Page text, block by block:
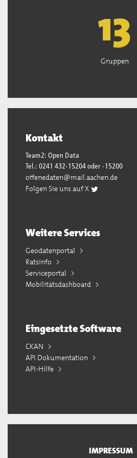
13
Gruppen
Kontakt
Team2: Open Data
Tel.: 0241 432-15204 oder -15200
offenedaten@mail.aachen.de
Folgen Sie uns auf X
Weitere Services
Geodatenportal
Ratsinfo
Serviceportal
Mobilitätsdashboard
Eingesetzte Software
CKAN
API Dokumentation
API-Hilfe
IMPRESSUM